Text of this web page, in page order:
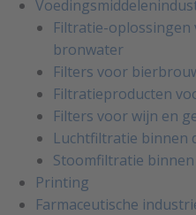
Filtratie-
bronwater
Filters voor
Filtratieproducten
Filters voor wijn en
Luchtfiltratie binnen
Stoomfiltratie
Printing
Farmaceutische